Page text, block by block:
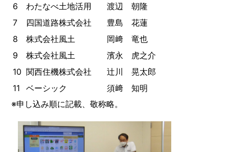
6
わたなべ土地活用
渡辺 朝隆
7
四国道路株式会社
豊島 花蓮
8
株式会社風土
岡﨑 竜也
9
株式会社風土
濱永 虎之介
10 関西住機株式会社
辻川 晃太郎
11
ベーシック
須﨑 知明
※申し込み順に記載、敬称略。